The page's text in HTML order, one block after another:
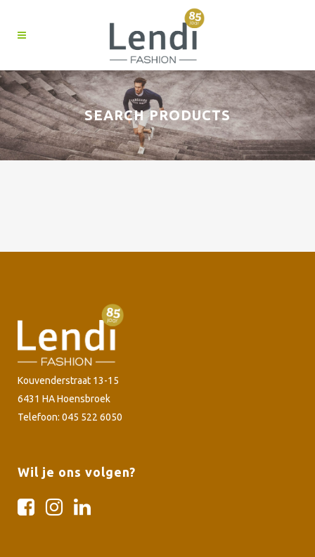
SEARCH PRODUCTS
Kouvenderstraat 13-15
6431 HA Hoensbroek
Telefoon: 045 522 6050
Wil je ons volgen?